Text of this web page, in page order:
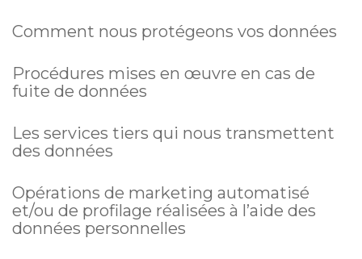
Comment nous protégeons vos données
Procédures mises en œuvre en cas de
fuite de données
Les services tiers qui nous transmettent
des données
Opérations de marketing automatisé
et/ou de profilage réalisées à l’aide des
données personnelles